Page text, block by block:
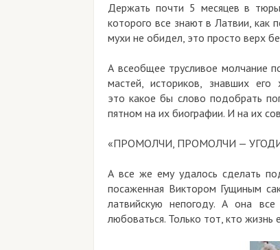
Держать почти 5 месяцев в
которого все знают в Латвии, как
мухи не обидел, это просто верх
А всеобщее трусливое молчание
мастей, историков, знавших
это какое бы слово подобрать
пятном на их биографии. И на их
«ПРОМОЛЧИ, ПРОМОЛЧИ —
А все же ему удалось сделать
посаженная Виктором Гущиным
латвийскую непогоду. А она
любоваться. Только тот, кто